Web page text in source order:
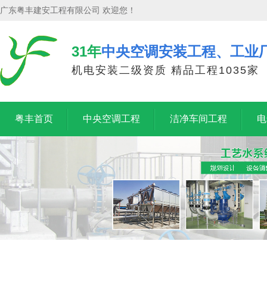
广东粤丰建安工程有限公司 欢迎您！
31年中央空调安装工程、工业
机电安装二级资质 精品工程1035家
粤丰首页 中央空调工程 洁净车间工程